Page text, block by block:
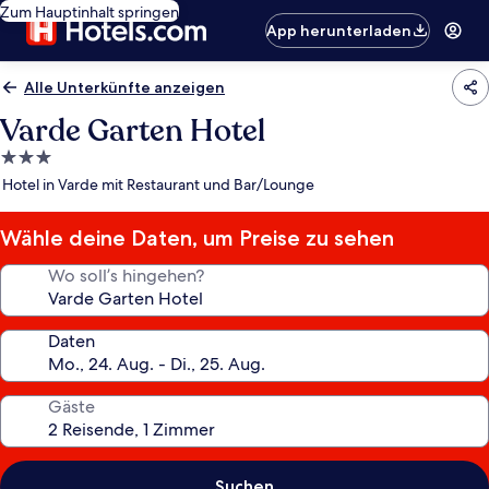
Zum Hauptinhalt springen
App herunterladen
Alle Unterkünfte anzeigen
Varde Garten Hotel
3.0-
Sterne-
Hotel in Varde mit Restaurant und Bar/Lounge
Wähle deine Daten, um Preise zu sehen
Wo soll’s hingehen?
Daten
Gäste